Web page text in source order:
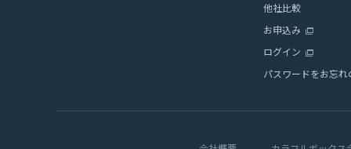
他社比較
お申込み
ログイン
パスワードをお忘れ